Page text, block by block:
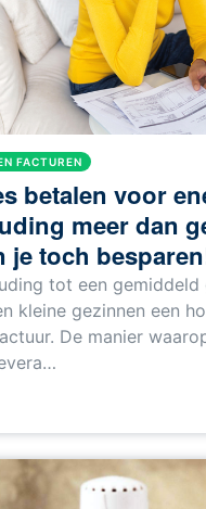
FACTUREN
betalen voor
meer dan
je toch
tot een gemiddeld
kleine gezinnen een
De manier